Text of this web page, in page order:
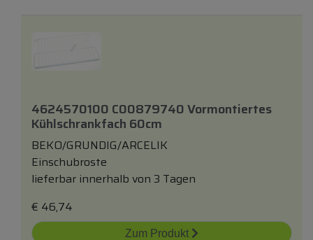
4624570100 C00879740 Vormontiertes
Kühlschrankfach 60cm
BEKO/GRUNDIG/ARCELIK
Einschubroste
lieferbar innerhalb von 3 Tagen
€ 46,74
Zum Produkt